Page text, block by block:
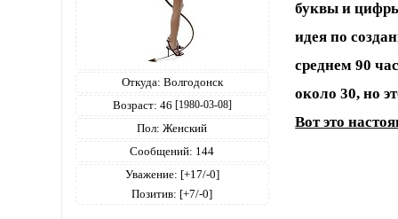
Откуда: Волгодонск
Возраст: 46 [1980-03-08]
Пол: Женский
Сообщений: 144
Уважение: [+17/-0]
Позитив: [+7/-0]
буквы и
идея по
среднем 90
около 30, но
Вот это